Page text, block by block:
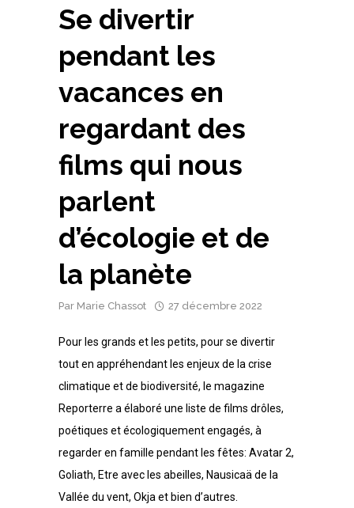
Se divertir
pendant les
vacances en
regardant des
films qui nous
parlent
d’écologie et de
la planète
Par Marie Chassot 27 décembre 2022
Pour les grands et les petits, pour se divertir
tout en appréhendant les enjeux de la crise
climatique et de biodiversité, le magazine
Reporterre a élaboré une liste de films drôles,
poétiques et écologiquement engagés, à
regarder en famille pendant les fêtes: Avatar 2,
Goliath, Etre avec les abeilles, Nausicaä de la
Vallée du vent, Okja et bien d’autres.